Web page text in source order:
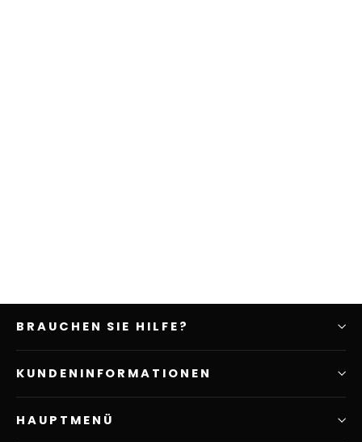
BRAUCHEN SIE HILFE?
KUNDENINFORMATIONEN
HAUPTMENÜ